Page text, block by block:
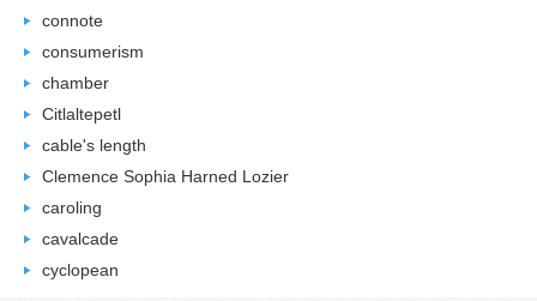
connote
consumerism
chamber
Citlaltepetl
cable's length
Clemence Sophia Harned Lozier
caroling
cavalcade
cyclopean